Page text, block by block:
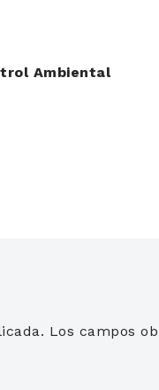
Ambiental
Los campos